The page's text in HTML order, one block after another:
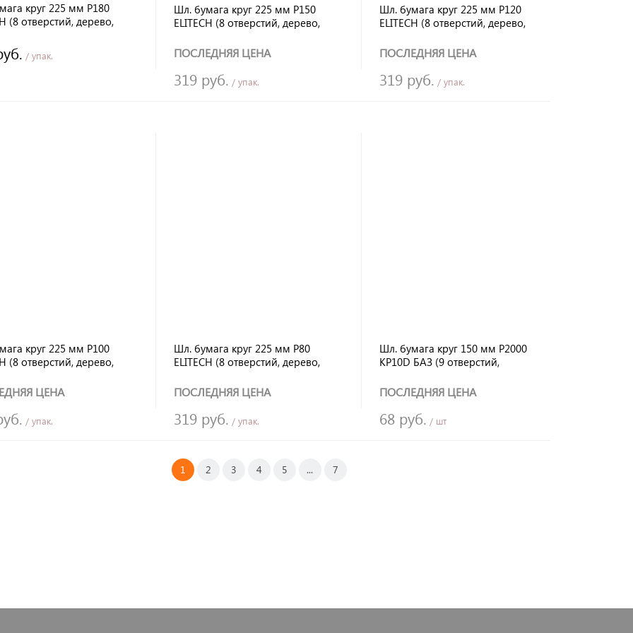
круг 225 мм Р180
(8 отверстий, дерево,
(5 шт)
/ упак.
Шл. бумага круг 225 мм Р150
ELITECH (8 отверстий, дерево,
МШС 1923Э (5 шт)
ПОСЛЕДНЯЯ ЦЕНА
319 руб. / упак.
Шл. бумага круг 225 мм Р120
ELITECH (8 отверстий, дерево,
МШС 1923Э (5 шт)
ПОСЛЕДНЯЯ ЦЕНА
319 руб. / упак.
круг 225 мм Р100
(8 отверстий, дерево,
(5 шт)
ЦЕНА
/ упак.
Шл. бумага круг 225 мм Р80
ELITECH (8 отверстий, дерево,
МШС 1923Э (5 шт)
ПОСЛЕДНЯЯ ЦЕНА
319 руб. / упак.
Шл. бумага круг 150 мм Р2000
KP10D БАЗ (9 отверстий,
самосцепляющийся ТУ 3980-007-
00223332-2004
ПОСЛЕДНЯЯ ЦЕНА
68 руб. / шт
1 2 3 4 5 ... 7